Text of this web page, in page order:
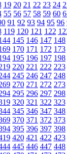
19 20 21 22 23 24
55 56 57 58 59 60
91 92 93 94 95 96
119 120 121 122
145 146 147 148
170 171 172 173
195 196 197 198
220 221 222 223
245 246 247 248
270 271 272 273
295 296 297 298
320 321 322 323
345 346 347 348
370 371 372 373
395 396 397 398
420 421 422 423
445 446 447 448